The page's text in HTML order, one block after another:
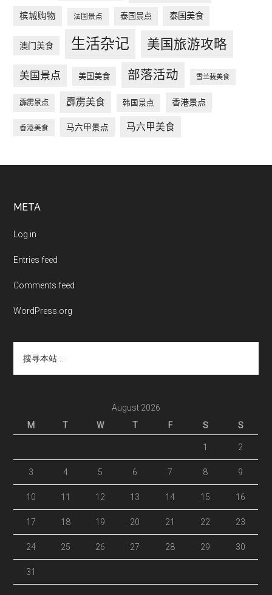
槟城购物 法国景点 泰国景点 泰国美食
澳门美食 生活杂记 美国旅游攻略
美国景点 美国美食 部落活动 雪兰莪美食
霹雳景点 霹雳美食 韩国景点 香港景点
香港美食 马六甲景点 马六甲美食
Footer
META
Log in
Entries feed
Comments feed
WordPress.org
本
August 2026
M
T W T F S S
1 2
3 4 5 6 7 8 9
10 11 12 13 14 15 16
17 18 19 20 21 22 23
24 25 26 27 28 29 30
31